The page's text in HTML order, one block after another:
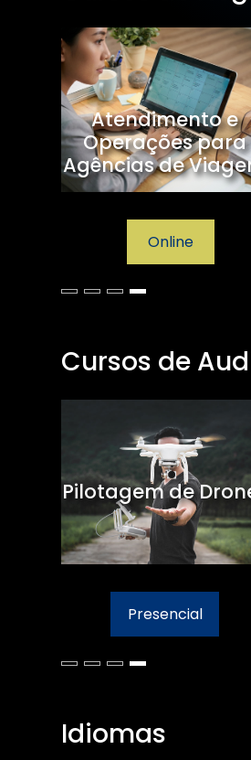
Atendimento e
Operações para
Agências de
Online
Cursos de
Pilotagem de
Presencial
Idiomas